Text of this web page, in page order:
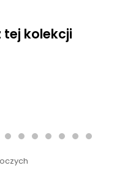
tej kolekcji